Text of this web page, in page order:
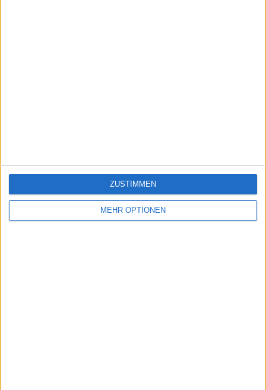
MEHR OPTIONEN
ZUSTIMMEN